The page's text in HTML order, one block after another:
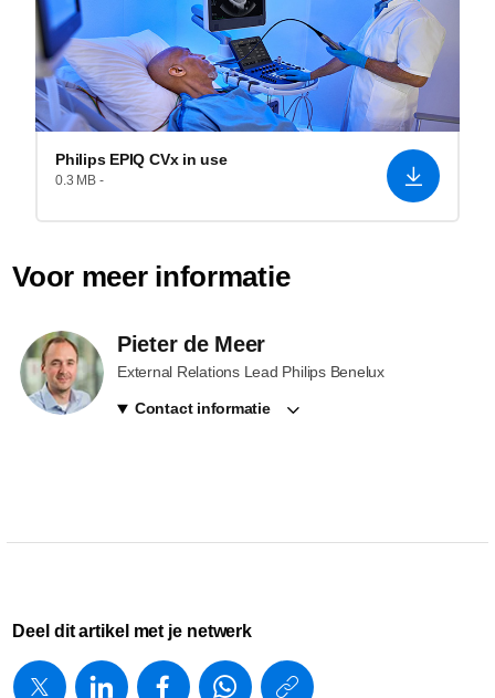
Philips EPIQ CVx in use
0.3 MB -
Voor meer informatie
Pieter de Meer
External Relations Lead Philips Benelux
Contact informatie
Deel dit artikel met je netwerk
https://